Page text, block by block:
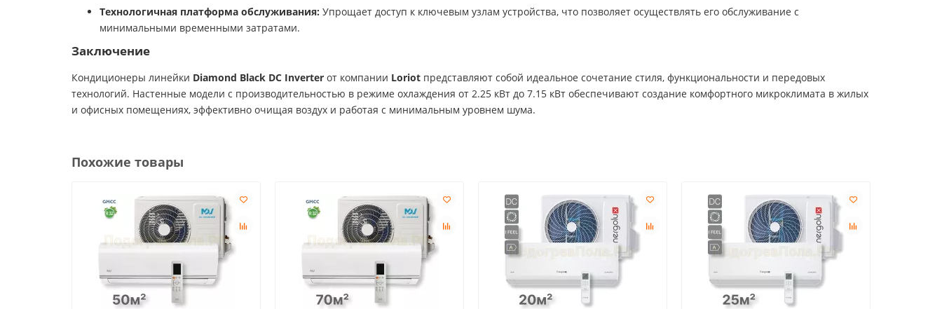
Технологичная платформа обслуживания: Упрощает доступ к ключевым узлам устройства, что позволяет осуществлять его обслуживание с
минимальными временными затратами.
Заключение
Кондиционеры линейки Diamond Black DC Inverter от компании Loriot представляют собой идеальное сочетание стиля, функциональности и передовых
технологий. Настенные модели с производительностью в режиме охлаждения от 2.25 кВт до 7.15 кВт обеспечивают создание комфортного микроклимата в жилых
и офисных помещениях, эффективно очищая воздух и работая с минимальным уровнем шума.
Похожие товары